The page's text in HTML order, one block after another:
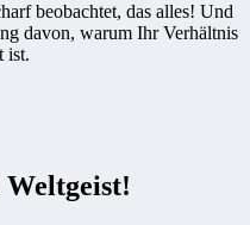
beobachtet, das alles! Und
davon, warum Ihr Verhältnis
ist.